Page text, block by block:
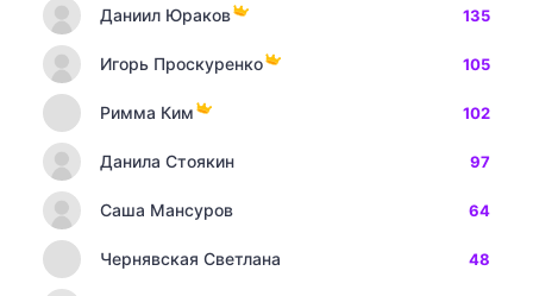
Даниил Юраков 135
Игорь Проскуренко 105
Римма Ким 102
Данила Стоякин 97
Саша Мансуров 64
Чернявская Светлана 48